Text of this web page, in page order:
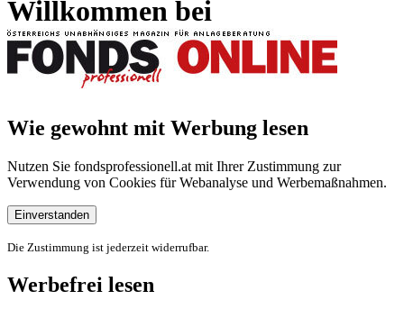
Willkommen bei
Wie gewohnt mit Werbung lesen
Nutzen Sie fondsprofessionell.at mit Ihrer Zustimmung zur
Verwendung von Cookies für Webanalyse und Werbemaßnahmen.
Einverstanden
Die Zustimmung ist jederzeit widerrufbar.
Werbefrei lesen